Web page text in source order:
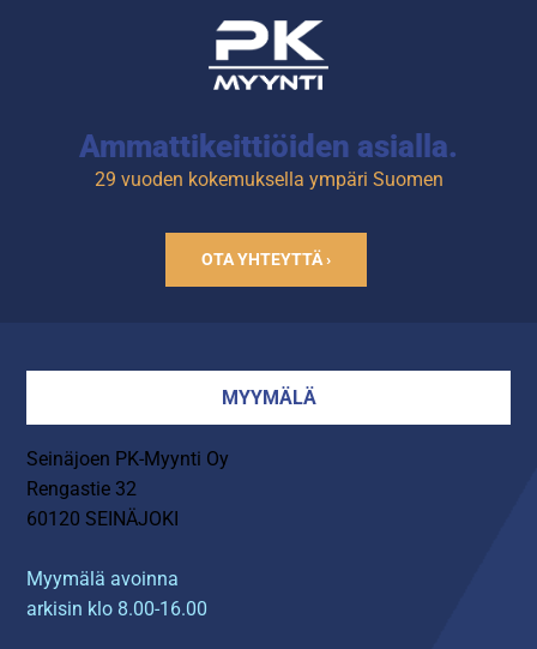
Ammattikeittiöiden asialla.
29 vuoden kokemuksella ympäri Suomen
OTA YHTEYTTÄ ›
MYYMÄLÄ
Seinäjoen PK-Myynti Oy
Rengastie 32
60120 SEINÄJOKI
Myymälä avoinna
arkisin klo 8.00-16.00